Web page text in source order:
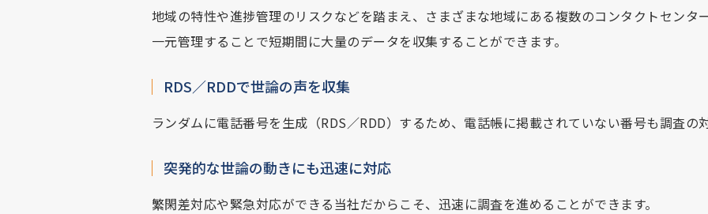
地域の特性や進捗管理のリスクなどを踏まえ、さまざまな地域にある複数のコンタクトセンタ
一元管理することで短期間に大量のデータを収集することができます。
RDS／RDDで世論の声を収集
ランダムに電話番号を生成（RDS／RDD）するため、電話帳に掲載されていない番号も調査の
突発的な世論の動きにも迅速に対応
繁閑差対応や緊急対応ができる当社だからこそ、迅速に調査を進めることができます。